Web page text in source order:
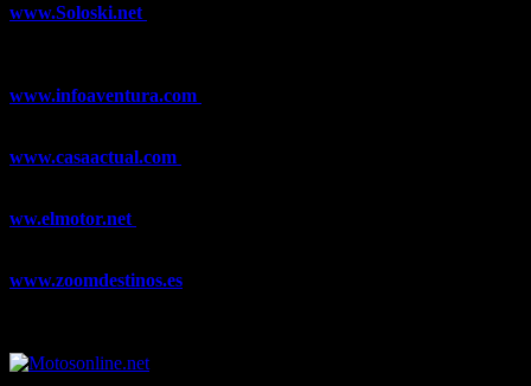
www.Soloski.net
www.infoaventura.com
www.casaactual.com
ww.elmotor.net
www.zoomdestinos.es